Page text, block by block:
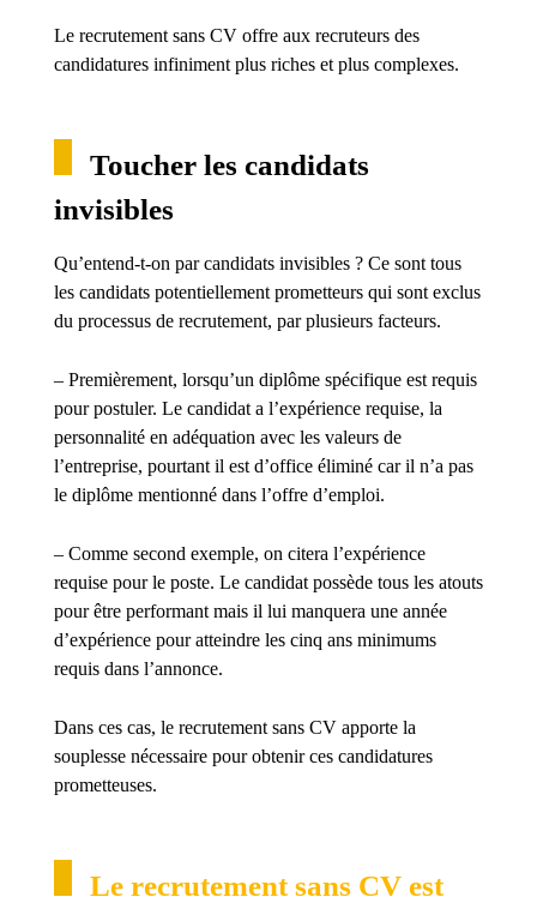
Le recrutement sans CV offre aux recruteurs des
candidatures infiniment plus riches et plus complexes.
Toucher les candidats
invisibles
Qu’entend-t-on par candidats invisibles ? Ce sont tous
les candidats potentiellement prometteurs qui sont exclus
du processus de recrutement, par plusieurs facteurs.
– Premièrement, lorsqu’un diplôme spécifique est requis
pour postuler. Le candidat a l’expérience requise, la
personnalité en adéquation avec les valeurs de
l’entreprise, pourtant il est d’office éliminé car il n’a pas
le diplôme mentionné dans l’offre d’emploi.
– Comme second exemple, on citera l’expérience
requise pour le poste. Le candidat possède tous les atouts
pour être performant mais il lui manquera une année
d’expérience pour atteindre les cinq ans minimums
requis dans l’annonce.
Dans ces cas, le recrutement sans CV apporte la
souplesse nécessaire pour obtenir ces candidatures
prometteuses.
Le recrutement sans CV est